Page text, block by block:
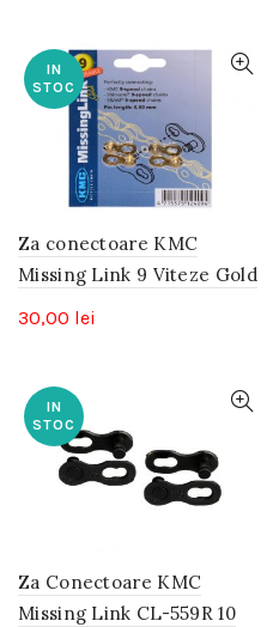
IN
STOC
Za conectoare KMC
Missing Link 9 Viteze Gold
30,00 lei
IN
STOC
Za Conectoare KMC
Missing Link CL-559R 10